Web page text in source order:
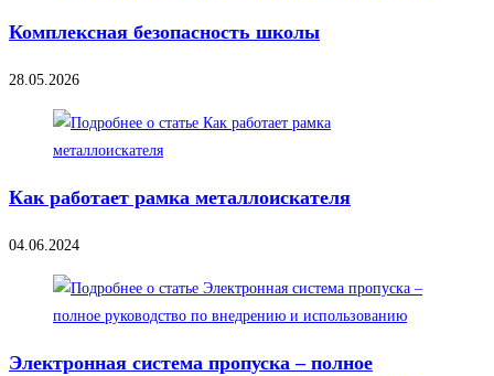
Комплексная безопасность школы
28.05.2026
Как работает рамка металлоискателя
04.06.2024
Электронная система пропуска – полное